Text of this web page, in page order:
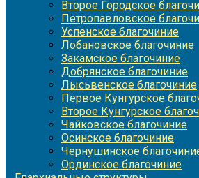
Второе Городское
Петропавловское
Успенское благочиние
Лобановское благочиние
Закамское благочиние
Добрянское благочиние
Лысьвенское благочиние
Первое Кунгурское
Второе Кунгурское
Чайковское благочиние
Осинское благочиние
Чернушинское
Ординское благочиние